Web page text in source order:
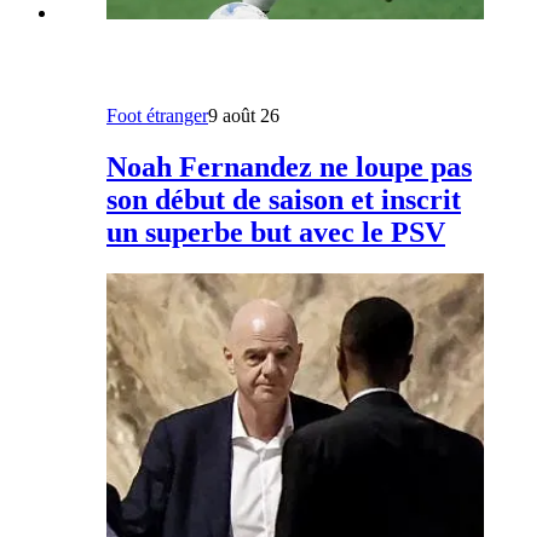
Foot étranger9 août 26
Noah Fernandez ne loupe pas
son début de saison et inscrit
un superbe but avec le PSV